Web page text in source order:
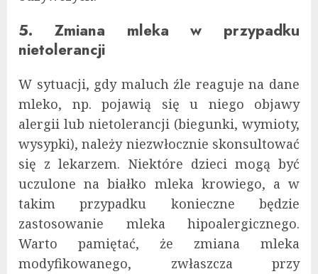
5. Zmiana mleka w przypadku
nietolerancji
W sytuacji, gdy maluch źle reaguje na dane
mleko, np. pojawią się u niego objawy
alergii lub nietolerancji (biegunki, wymioty,
wysypki), należy niezwłocznie skonsultować
się z lekarzem. Niektóre dzieci mogą być
uczulone na białko mleka krowiego, a w
takim przypadku konieczne będzie
zastosowanie mleka hipoalergicznego.
Warto pamiętać, że zmiana mleka
modyfikowanego, zwłaszcza przy